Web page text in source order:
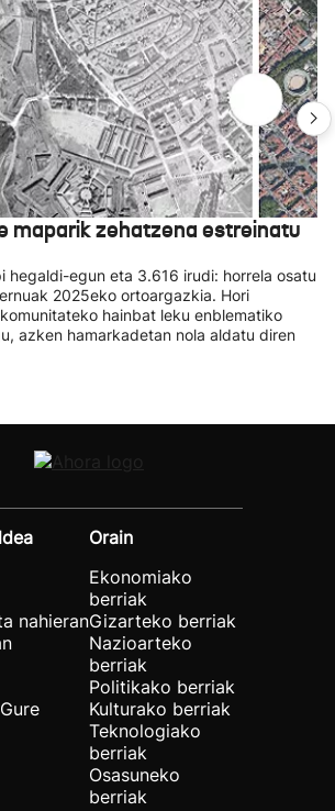
maparik zehatzena estreinatu
hegaldi-egun eta 3.616 irudi: horrela osatu
2025eko ortoargazkia. Hori
hainbat leku enblematiko
azken hamarkadetan nola aldatu diren
nahieran
Orain
Ekonomiako
berriak
Gizarteko berriak
Nazioarteko
berriak
Politikako berriak
Kulturako berriak
Teknologiako
berriak
Osasuneko
berriak